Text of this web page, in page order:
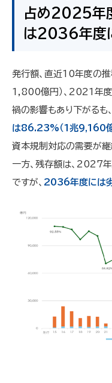
占め2025年
は2036年度
発行額、直近10年度の
1,800億円）、2021年
禍の影響もあり下がる
は86.23%（1兆9,160億
資本規制対応の需要が継
一方、残存額は、2027
ですが、 2036年度には